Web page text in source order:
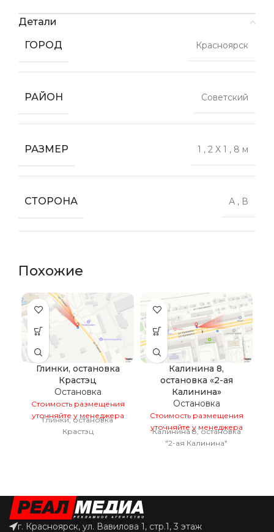
Детали
ГОРОД
Красноярск
РАЙОН Советский
РАЗМЕР 1 , 2 X 1 , 8 м
СТОРОНА А , В
Похожие
Глинки, остановка
Крастэц
Остановка
Стоимость размещения
уточняйте у менеджера
Глинки, остановка
Крастэц
Калинина 8,
остановка «2-ая
Калинина»
Остановка
Стоимость размещения
уточняйте у менеджера
Калинина 8, остановка
"2-ая Калинина"
г. Красноярск, ул. Вавилова 1, стр.1, 3 этаж